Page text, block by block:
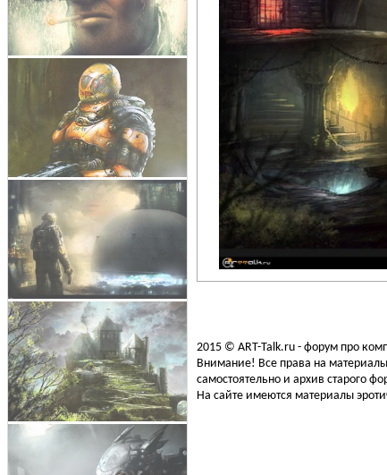
2015 © ART-Talk.ru - форум про
Внимание! Все права на
самостоятельно и архив старого
На сайте имеются материалы